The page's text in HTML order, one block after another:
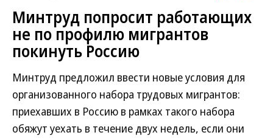
Минтруд попросит работающих
не по профилю мигрантов
покинуть Россию
Минтруд предложил ввести новые условия для
организованного набора трудовых мигрантов:
приехавших в Россию в рамках такого набора
обяжут уехать в течение двух недель, если они